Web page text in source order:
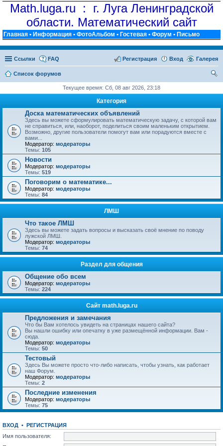
Math.luga.ru : г. Луга Ленинградской
области. Математический сайт
Главная • Информация • ФотоАльбом • Гостевая • Форум • Письмо
Ссылки Галерея
FAQ Вход
Регистрация
Список форумов
Текущее время: Сб, 08 авг 2026, 23:18
Категория
Доска математических объявлений
Здесь вы можете сформулировать математическую задачу, с которой вам
не справиться, или, наоборот, поделиться своим маленьким открытием.
Возможно, другие пользователи помогут вам или порадуются вместе с
вами...
Модератор: модераторы
Темы: 105
Новости
Модератор: модераторы
Темы: 519
Поговорим о математике...
Модератор: модераторы
Темы: 84
ЛМШ
Что такое ЛМШ
Здесь вы можете задать вопросы и высказать своё мнение по поводу
лужской ЛМШ.
Модератор: модераторы
Темы: 74
Раздел для общения
Общение обо всем
Модератор: модераторы
Темы: 224
Сайт math.luga.ru
Предложения и замечания
Что бы Вам хотелось увидеть на страницах нашего сайта?
Вы нашли ошибку или опечатку в уже размещённой информации. Вам -
сюда.
Модератор: модераторы
Темы: 50
Тестовый
Здесь Вы можете просто что-либо написать, чтобы узнать, как работает
наш Форум.
Модератор: модераторы
Темы: 2
Последние изменения
Модератор: модераторы
Темы: 75
ВХОД • РЕГИСТРАЦИЯ
Имя пользователя: